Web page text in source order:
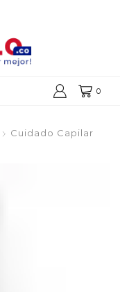
0
Cuidado Capilar